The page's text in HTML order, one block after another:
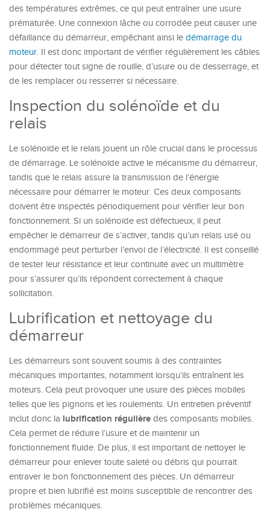
des températures extrêmes, ce qui peut entraîner une usure
prématurée. Une connexion lâche ou corrodée peut causer une
défaillance du démarreur, empêchant ainsi le démarrage du
moteur. Il est donc important de vérifier régulièrement les câbles
pour détecter tout signe de rouille, d’usure ou de desserrage, et
de les remplacer ou resserrer si nécessaire.
Inspection du solénoïde et du
relais
Le solénoïde et le relais jouent un rôle crucial dans le processus
de démarrage. Le solénoïde active le mécanisme du démarreur,
tandis que le relais assure la transmission de l’énergie
nécessaire pour démarrer le moteur. Ces deux composants
doivent être inspectés périodiquement pour vérifier leur bon
fonctionnement. Si un solénoïde est défectueux, il peut
empêcher le démarreur de s’activer, tandis qu’un relais usé ou
endommagé peut perturber l’envoi de l’électricité. Il est conseillé
de tester leur résistance et leur continuité avec un multimètre
pour s’assurer qu’ils répondent correctement à chaque
sollicitation.
Lubrification et nettoyage du
démarreur
Les démarreurs sont souvent soumis à des contraintes
mécaniques importantes, notamment lorsqu’ils entraînent les
moteurs. Cela peut provoquer une usure des pièces mobiles
telles que les pignons et les roulements. Un entretien préventif
inclut donc la lubrification régulière des composants mobiles.
Cela permet de réduire l’usure et de maintenir un
fonctionnement fluide. De plus, il est important de nettoyer le
démarreur pour enlever toute saleté ou débris qui pourrait
entraver le bon fonctionnement des pièces. Un démarreur
propre et bien lubrifié est moins susceptible de rencontrer des
problèmes mécaniques.